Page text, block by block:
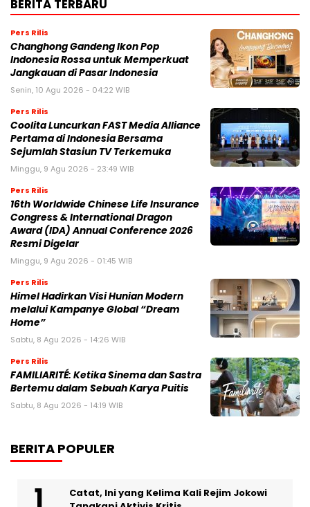
BERITA TERBARU
Pers Rilis
Changhong Gandeng Ikon Pop
Indonesia Rossa untuk Memperkuat
Jangkauan di Pasar Indonesia
Senin, 10 Agu 2026 - 04:22 WIB
Pers Rilis
Coolita Luncurkan FAST Media Alliance
Pertama di Indonesia Bersama
Sejumlah Stasiun TV Terkemuka
Minggu, 9 Agu 2026 - 23:49 WIB
Pers Rilis
16th Worldwide Chinese Life Insurance
Congress & International Dragon
Award (IDA) Annual Conference 2026
Resmi Digelar
Minggu, 9 Agu 2026 - 01:45 WIB
Pers Rilis
Himel Hadirkan Visi Hunian Modern
melalui Kampanye Global “Dream
Home”
Sabtu, 8 Agu 2026 - 14:26 WIB
Pers Rilis
FAMILIARITÉ: Ketika Sinema dan Sastra
Bertemu dalam Sebuah Karya Puitis
Sabtu, 8 Agu 2026 - 14:19 WIB
BERITA POPULER
Catat, Ini yang Kelima Kali Rejim Jokowi